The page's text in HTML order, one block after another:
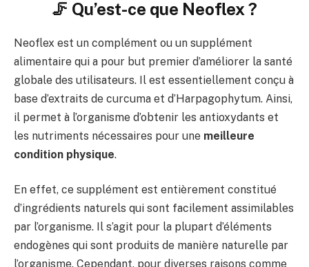
🦵 Qu’est-ce que Neoflex ?
Neoflex est un complément ou un supplément
alimentaire qui a pour but premier d’améliorer la santé
globale des utilisateurs. Il est essentiellement conçu à
base d’extraits de curcuma et d’Harpagophytum. Ainsi,
il permet à l’organisme d’obtenir les antioxydants et
les nutriments nécessaires pour une meilleure
condition physique.
En effet, ce supplément est entièrement constitué
d’ingrédients naturels qui sont facilement assimilables
par l’organisme. Il s’agit pour la plupart d’éléments
endogènes qui sont produits de manière naturelle par
l’organisme. Cependant, pour diverses raisons comme